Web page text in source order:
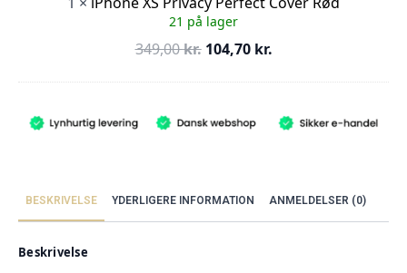
21 på lager
349,00kr. Den
pris
349,00 kr..
104,70 kr.Den
pris
104,70 kr..
BESKRIVELSE YDERLIGERE INFORMATION ANMELDELSER (0)
Beskrivelse